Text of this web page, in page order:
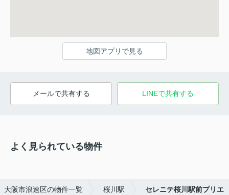
地図アプリで見る
メールで共有する LINEで共有する
よく見られている物件
大阪市浪速区の物件一覧 桜川駅 セレニテ桜川駅前プリエ